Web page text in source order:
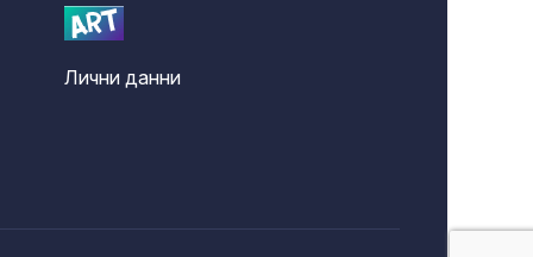
Лични данни